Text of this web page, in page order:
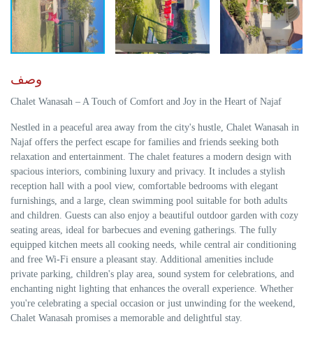
وصف
Chalet Wanasah – A Touch of Comfort and Joy in the Heart of Najaf
Nestled in a peaceful area away from the city's hustle, Chalet Wanasah in
Najaf offers the perfect escape for families and friends seeking both
relaxation and entertainment. The chalet features a modern design with
spacious interiors, combining luxury and privacy. It includes a stylish
reception hall with a pool view, comfortable bedrooms with elegant
furnishings, and a large, clean swimming pool suitable for both adults
and children. Guests can also enjoy a beautiful outdoor garden with cozy
seating areas, ideal for barbecues and evening gatherings. The fully
equipped kitchen meets all cooking needs, while central air conditioning
and free Wi-Fi ensure a pleasant stay. Additional amenities include
private parking, children's play area, sound system for celebrations, and
enchanting night lighting that enhances the overall experience. Whether
you're celebrating a special occasion or just unwinding for the weekend,
Chalet Wanasah promises a memorable and delightful stay.